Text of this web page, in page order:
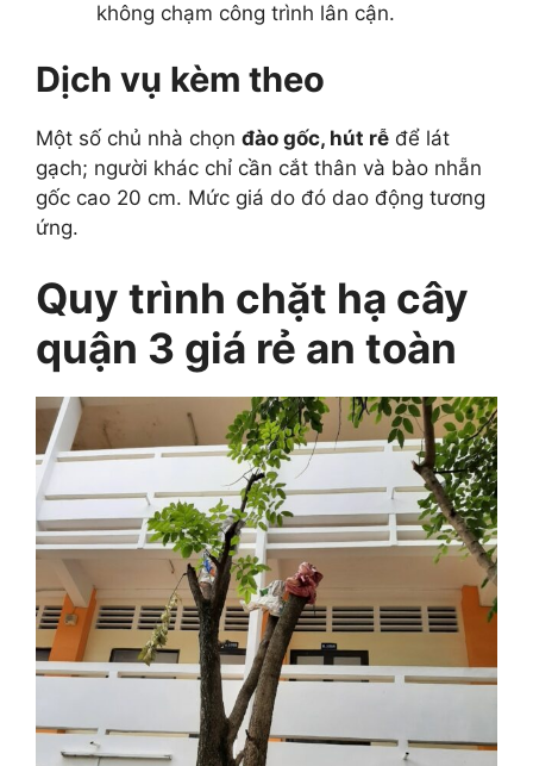
không chạm công trình lân cận.
Dịch vụ kèm theo
Một số chủ nhà chọn đào gốc, hút rễ để lát
gạch; người khác chỉ cần cắt thân và bào nhẵn
gốc cao 20 cm. Mức giá do đó dao động tương
ứng.
Quy trình chặt hạ cây
quận 3 giá rẻ an toàn